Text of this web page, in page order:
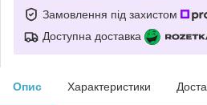
Замовлення під захистом
Доступна доставка
Опис Характеристики